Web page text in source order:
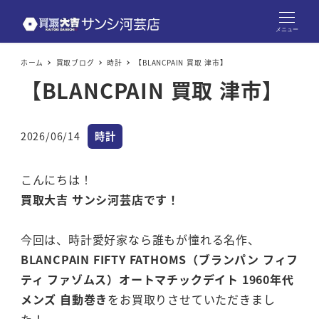
メニュー
ホーム 買取ブログ 時計 【BLANCPAIN 買取 津市】
【BLANCPAIN 買取 津市】
投稿日
2026/06/14 カテゴリー
時計
こんにちは！
買取大吉 サンシ河芸店です！
今回は、時計愛好家なら誰もが憧れる名作、
BLANCPAIN FIFTY FATHOMS（ブランパン フィフ
ティ ファゾムス）オートマチックデイト 1960年代
メンズ 自動巻きをお買取りさせていただきまし